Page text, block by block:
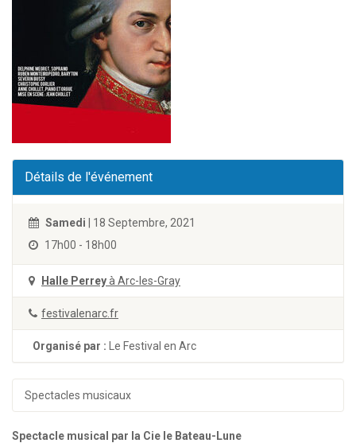
Détails de l'événement
Samedi | 18 Septembre, 2021
17h00 - 18h00
Halle Perreyà Arc-les-Gray
festivalenarc.fr
Organisé par : Le Festival en Arc
Spectacles musicaux
Spectacle musical par la Cie le Bateau-Lune